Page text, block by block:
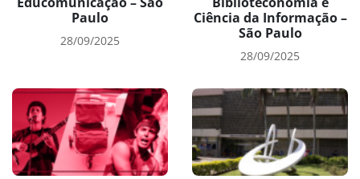
Paulo
28/09/2025
Ciência da Informação –
São Paulo
28/09/2025